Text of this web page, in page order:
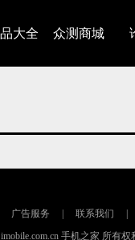
大全 众测商城
广告服务 联系我们
手机之家 所有权